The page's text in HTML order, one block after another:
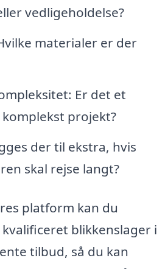
vedligeholdelse?
materialer er der
Er det et
projekt?
der til ekstra, hvis
skal rejse langt?
platform kan du
blikkenslager i
tilbud, så du kan